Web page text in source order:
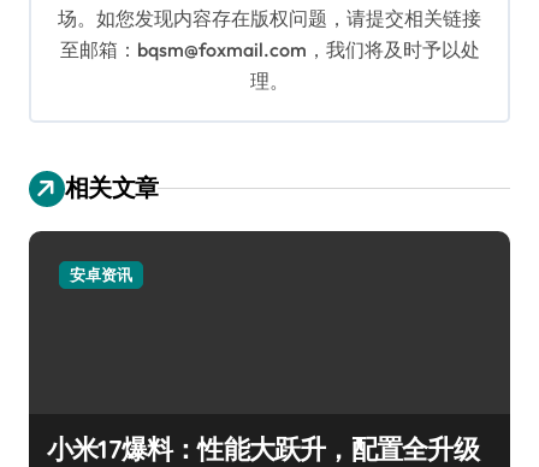
场。如您发现内容存在版权问题，请提交相关链接
至邮箱：bqsm@foxmail.com，我们将及时予以处
理。
相关文章
安卓资讯
小米17爆料：性能大跃升，配置全升级